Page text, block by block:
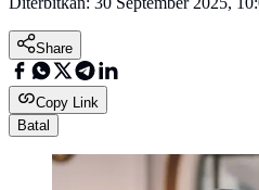
Share
Copy Link
Batal